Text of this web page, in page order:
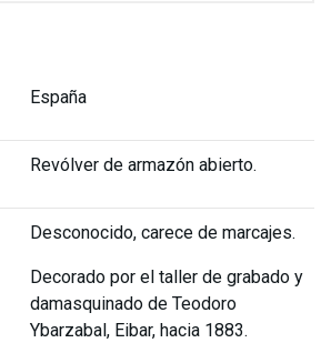
España
Revólver de armazón abierto.
Desconocido, carece de marcajes.
Decorado por el taller de grabado y
damasquinado de Teodoro
Ybarzabal, Eibar, hacia 1883.